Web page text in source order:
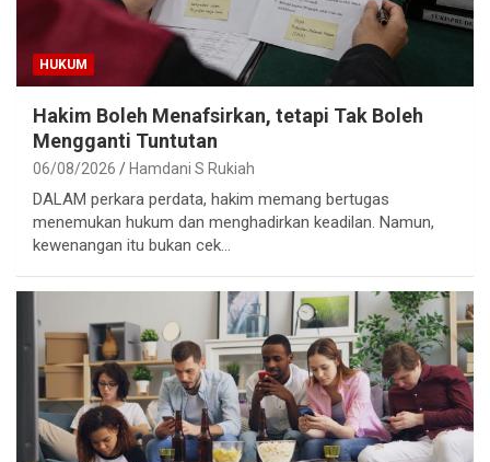
HUKUM
Hakim Boleh Menafsirkan, tetapi Tak Boleh
Mengganti Tuntutan
06/08/2026 Hamdani S Rukiah
DALAM perkara perdata, hakim memang bertugas
menemukan hukum dan menghadirkan keadilan. Namun,
kewenangan itu bukan cek…